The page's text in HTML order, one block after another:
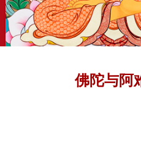
佛陀与阿